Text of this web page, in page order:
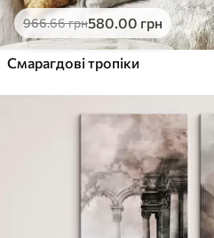
966.66грн580.00 грн
Смарагдові тропіки